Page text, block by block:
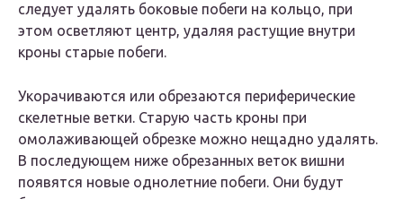
следует удалять боковые побеги на кольцо, при
этом осветляют центр, удаляя растущие внутри
кроны старые побеги.
Укорачиваются или обрезаются периферические
скелетные ветки. Старую часть кроны при
омолаживающей обрезке можно нещадно удалять.
В последующем ниже обрезанных веток вишни
появятся новые однолетние побеги. Они будут